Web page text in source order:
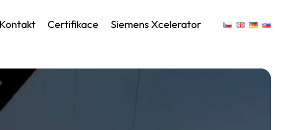
Kontakt Certifikace Siemens Xcelerator